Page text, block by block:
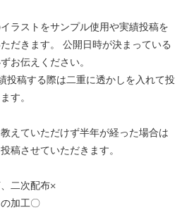
ラストをサンプル使用や実績投稿を
だきます。 公開日時が決まっている
お伝えください。
投稿する際は二重に透かしを入れて投
す。
えていただけず半年が経った場合は
稿させていただきます。
二次配布‪‪‪‪‪‪‪‪×
加工〇